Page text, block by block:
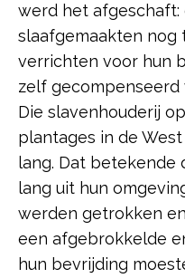
werd het
slaafgemaakten nog
verrichten voor hun
zelf gecompenseerd
Die slavenhouderij
plantages in de
lang. Dat betekende
lang uit hun
werden getrokken
een afgebrokkelde
hun bevrijding